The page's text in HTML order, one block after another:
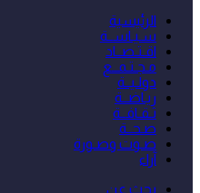
الرئيسية
سـيـاســة
اقـتـصــاد
مـجـتـمــع
دولـيــة
ريـاضــة
ثـقـافــة
صـحــة
صـوت وصـورة
آراء
بحث عن